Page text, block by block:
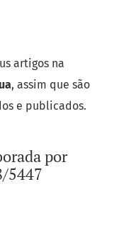
artigos na
, assim que são
e publicados.
por
5447